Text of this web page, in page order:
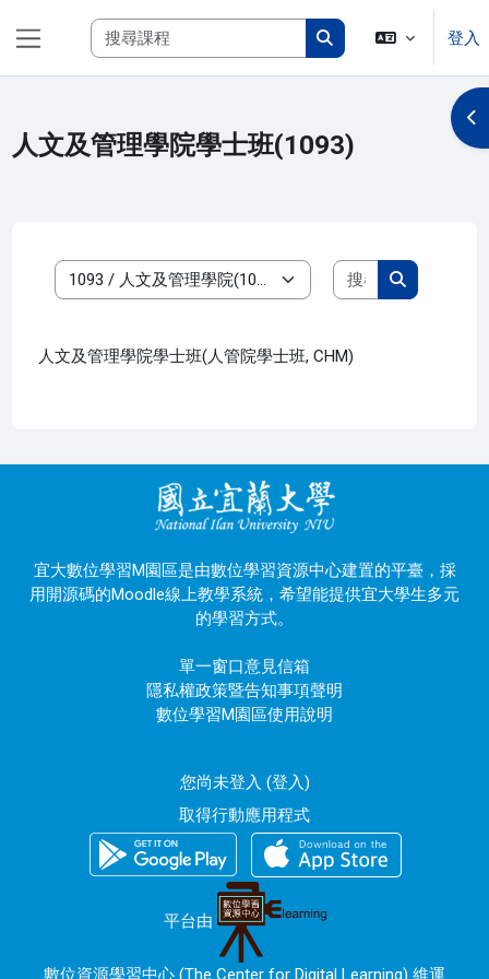
搜尋課程
搜尋課程
登入
人文及管理學院學士班(1093)
開
課程類別
搜尋課程
搜尋課程
人文及管理學院學士班(人管院學士班, CHM)
宜大數位學習M園區是由數位學習資源中心建置的平臺，採
用開源碼的Moodle線上教學系統，希望能提供宜大學生多元
的學習方式。
單一窗口意見信箱
隱私權政策暨告知事項聲明
數位學習M園區使用說明
您尚未登入 (登入)
取得行動應用程式
平台由
數位資源學習中心 (The Center for Digital Learning) 維運